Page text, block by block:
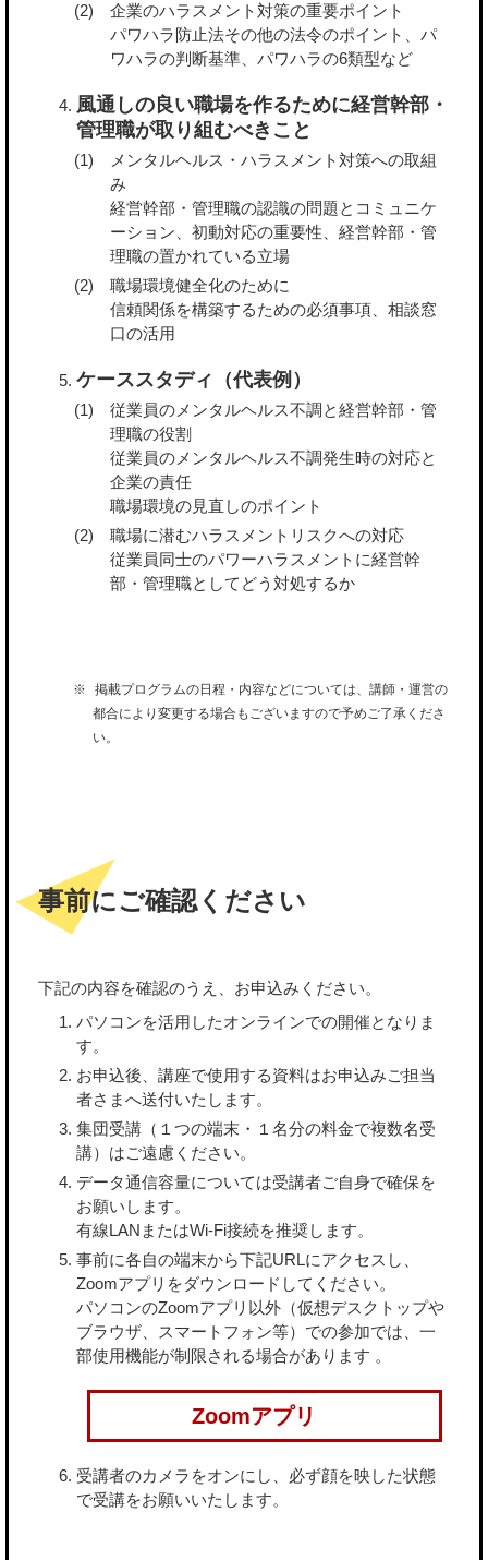
企業のハラスメント対策の重要ポイント
パワハラ防止法その他の法令のポイント、パ
ワハラの判断基準、パワハラの6類型など
風通しの良い職場を作るために経営幹部・
管理職が取り組むべきこと
メンタルヘルス・ハラスメント対策への取組
み
経営幹部・管理職の認識の問題とコミュニケ
ーション、初動対応の重要性、経営幹部・管
理職の置かれている立場
職場環境健全化のために
信頼関係を構築するための必須事項、相談窓
口の活用
ケーススタディ（代表例）
従業員のメンタルヘルス不調と経営幹部・管
理職の役割
従業員のメンタルヘルス不調発生時の対応と
企業の責任
職場環境の見直しのポイント
職場に潜むハラスメントリスクへの対応
従業員同士のパワーハラスメントに経営幹
部・管理職としてどう対処するか
掲載プログラムの日程・内容などについては、講師・運営の
都合により変更する場合もございますので予めご了承くださ
い。
事前にご確認ください
下記の内容を確認のうえ、お申込みください。
パソコンを活用したオンラインでの開催となりま
す。
お申込後、講座で使用する資料はお申込みご担当
者さまへ送付いたします。
集団受講（１つの端末・１名分の料金で複数名受
講）はご遠慮ください。
データ通信容量については受講者ご自身で確保を
お願いします。
有線LANまたはWi-Fi接続を推奨します。
事前に各自の端末から下記URLにアクセスし、
Zoomアプリをダウンロードしてください。
パソコンのZoomアプリ以外（仮想デスクトップや
ブラウザ、スマートフォン等）での参加では、一
部使用機能が制限される場合があります 。
Zoomアプリ
受講者のカメラをオンにし、必ず顔を映した状態
で受講をお願いいたします。